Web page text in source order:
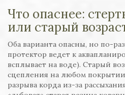
Что опаснее:
или старый
Оба варианта опасны, но по-
протектор ведет к
всплывает на воде). Старый
сцепления на любом покрытии
разрыва корда из-за